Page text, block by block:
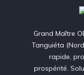
Grand Maître
Tanguiéta
rapide,
prospérité.